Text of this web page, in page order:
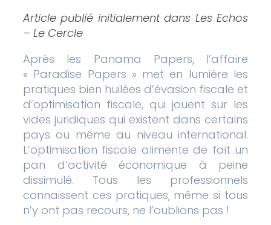
Article publié initialement dans Les Echos
– Le Cercle
Après les Panama Papers, l’affaire
« Paradise Papers » met en lumière les
pratiques bien huilées d’évasion fiscale et
d’optimisation fiscale, qui jouent sur les
vides juridiques qui existent dans certains
pays ou même au niveau international.
L’optimisation fiscale alimente de fait un
pan d’activité économique à peine
dissimulé. Tous les professionnels
connaissent ces pratiques, même si tous
n’y ont pas recours, ne l’oublions pas !